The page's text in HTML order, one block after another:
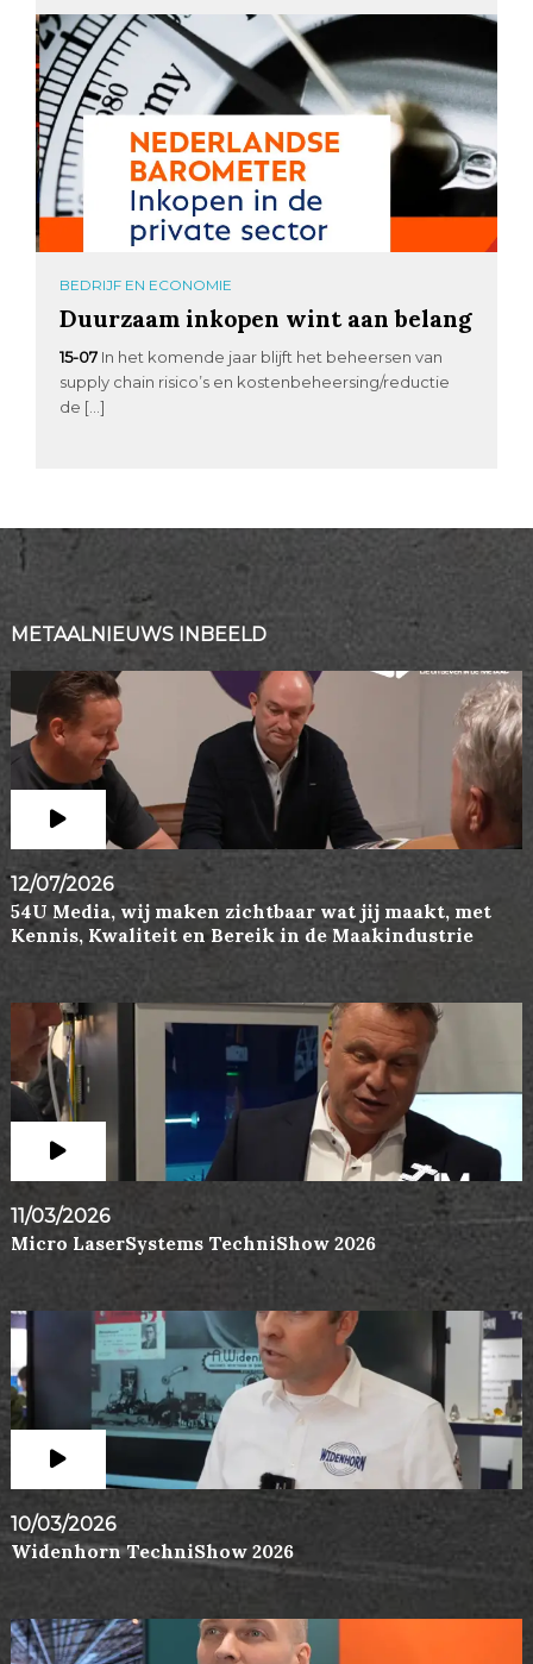
BEDRIJF EN ECONOMIE
Duurzaam inkopen wint aan belang
15-07 In het komende jaar blijft het beheersen van
supply chain risico’s en kostenbeheersing/reductie
de […]
METAALNIEUWS INBEELD
12/07/2026
54U Media, wij maken zichtbaar wat jij maakt, met
Kennis, Kwaliteit en Bereik in de Maakindustrie
11/03/2026
Micro LaserSystems TechniShow 2026
10/03/2026
Widenhorn TechniShow 2026